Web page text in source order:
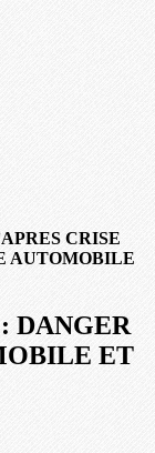
CRISE
AUTOMOBILE
DANGER
ET